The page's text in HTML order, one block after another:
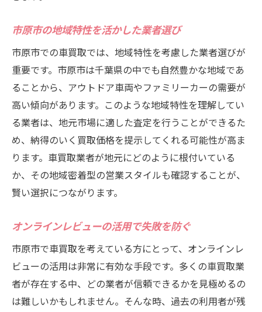
渉術
事前準備が鍵！査定額を上げるための車メ
ンテナンス
過去の取引データを活用した査定額アップ
のコツ
市原市特有の査定基準を理解する
複数業者で査定を受けるメリットと注意点
対応の良さで選ぶ市原市の車買取業者信頼性を
見極める方法
顧客対応力に優れた業者の見つけ方
市原市での顧客満足度が高い業者の選定法
信頼性の高い業者が提供するアフターサー
ビス
対応の速さと誠実さが評判の業者を選ぶ理
市原市の地域特性を活かした業者選び
市原市での車買取では、地域特性を考慮した業者選びが
重要です。市原市は千葉県の中でも自然豊かな地域であ
ることから、アウトドア車両やファミリーカーの需要が
高い傾向があります。このような地域特性を理解してい
る業者は、地元市場に適した査定を行うことができるた
め、納得のいく買取価格を提示してくれる可能性が高ま
ります。車買取業者が地元にどのように根付いている
か、その地域密着型の営業スタイルも確認することが、
賢い選択につながります。
オンラインレビューの活用で失敗を防ぐ
市原市で車買取を考えている方にとって、オンラインレ
ビューの活用は非常に有効な手段です。多くの車買取業
者が存在する中、どの業者が信頼できるかを見極めるの
は難しいかもしれません。そんな時、過去の利用者が残